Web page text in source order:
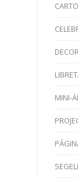
MINI-